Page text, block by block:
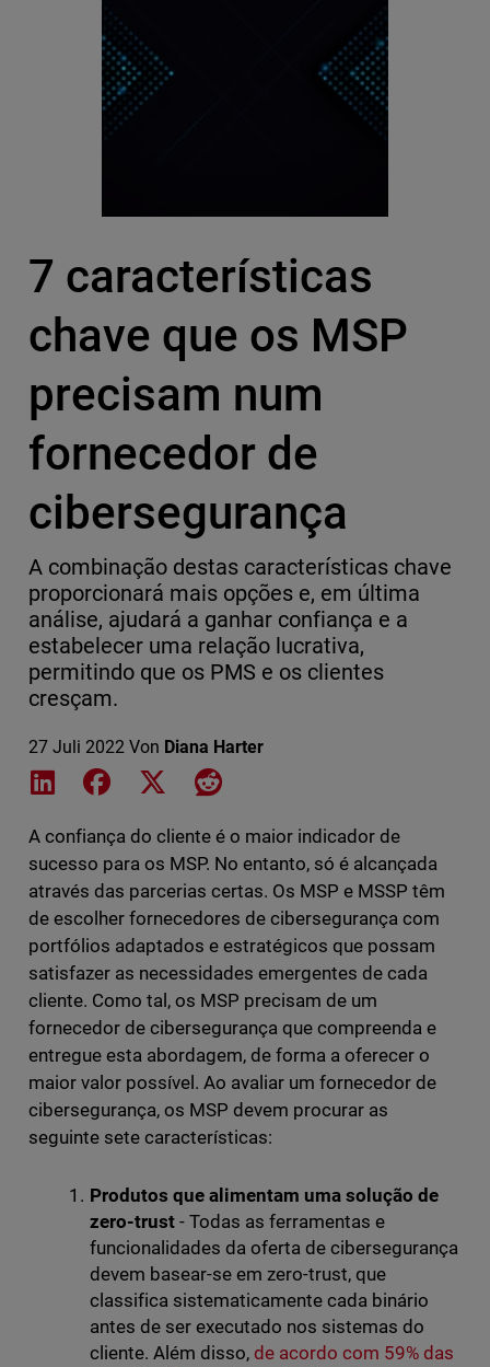
7 características
chave que os MSP
precisam num
fornecedor de
cibersegurança
A combinação destas características chave
proporcionará mais opções e, em última
análise, ajudará a ganhar confiança e a
estabelecer uma relação lucrativa,
permitindo que os PMS e os clientes
cresçam.
27 Juli 2022 Von Diana Harter
Share on LinkedIn
Share on Facebook
Share on XShare on Reddit
A confiança do cliente é o maior indicador de
sucesso para os MSP. No entanto, só é alcançada
através das parcerias certas. Os MSP e MSSP têm
de escolher fornecedores de cibersegurança com
portfólios adaptados e estratégicos que possam
satisfazer as necessidades emergentes de cada
cliente. Como tal, os MSP precisam de um
fornecedor de cibersegurança que compreenda e
entregue esta abordagem, de forma a oferecer o
maior valor possível. Ao avaliar um fornecedor de
cibersegurança, os MSP devem procurar as
seguinte sete características:
Produtos que alimentam uma solução de
zero-trust- Todas as ferramentas e
funcionalidades da oferta de cibersegurança
devem basear-se em zero-trust, que
classifica sistematicamente cada binário
antes de ser executado nos sistemas do
cliente. Além disso, de acordo com 59% das